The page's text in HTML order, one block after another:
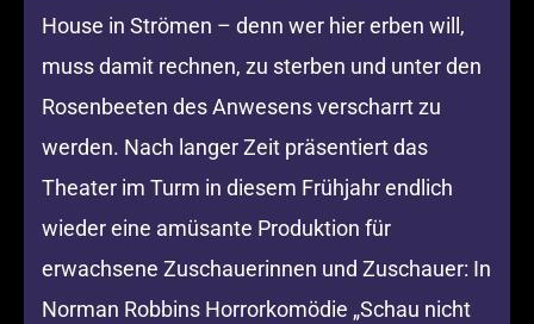
House in Strömen – denn wer hier erben will,
muss damit rechnen, zu sterben und unter den
Rosenbeeten des Anwesens verscharrt zu
werden. Nach langer Zeit präsentiert das
Theater im Turm in diesem Frühjahr endlich
wieder eine amüsante Produktion für
erwachsene Zuschauerinnen und Zuschauer: In
Norman Robbins Horrorkomödie „Schau nicht